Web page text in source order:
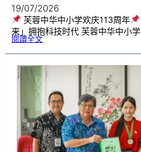
19/07/2026
芙蓉中华中小学欢庆113周年
来」拥抱科技时代 芙蓉中华中小
閱讀全文:芙
华
小
学
欢庆
周
年